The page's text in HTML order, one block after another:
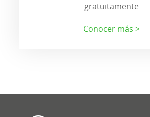
gratuitamente
Conocer más >